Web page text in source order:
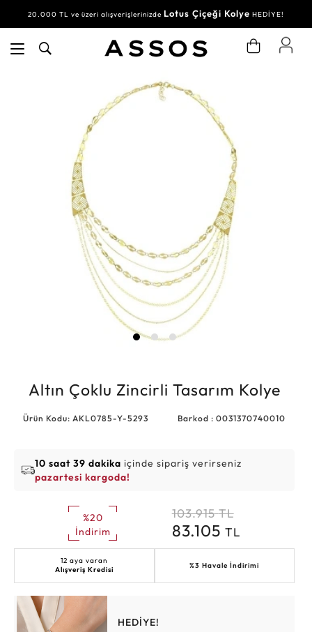
20.000 TL ve üzeri alışverişlerinizde Lotus Çiçeği Kolye HEDİYE!
Altın Çoklu Zincirli Tasarım Kolye
Ürün Kodu: AKL0785-Y-5293 Barkod : 0031370740010
10 saat 39 dakika içinde sipariş verirseniz
pazartesi kargoda!
%20
İndirim
103.915 TL
83.105 TL
12 aya varan
Alışveriş Kredisi
%3 Havale İndirimi
HEDİYE!